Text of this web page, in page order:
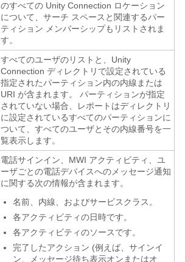
のすべての Unity Connection ロケーション
について、サーチ スペースと関連するパー
ティション メンバーシップもリストされま
す。
すべてのユーザのリストと、Unity
Connection ディレクトリで設定されている
指定されたパーティション内の内線または
URI が含まれます。 パーティションが指定
されていない場合、レポートはディレクトリ
に設定されているすべてのパーティションに
ついて、すべてのユーザとその内線番号を一
覧表示します。
電話サインイン、MWI アクティビティ、ユ
ーザごとの電話デバイスへのメッセージ通知
に関する次の情報が含まれます。
名前、内線、およびサービスクラス。
各アクティビティの日時です。
各アクティビティのソースです。
完了したアクション (例えば、サインイ
ン、メッセージ待ち表示オンまたはオ